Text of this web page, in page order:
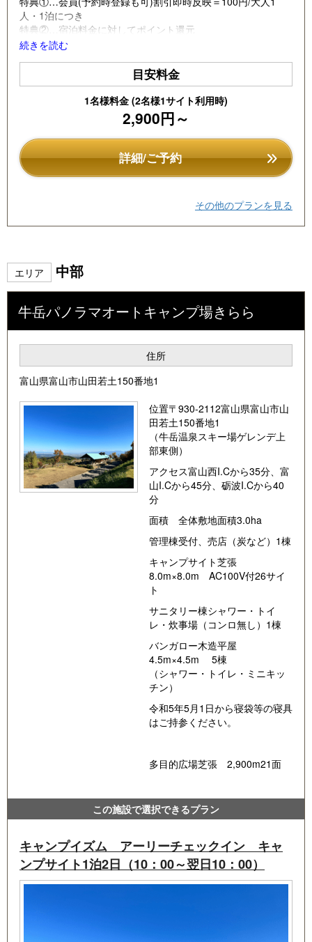
s
人・1泊につき
特典②…宿泊料金に対してポイント還元
※このプランクレジット決済専用
続きを読む
目安料金
1名様料金 (2名様1サイト利用時)
2,900円～
詳細/ご予約
その他のプランを見る
エリア
中部
牛岳パノラマオートキャンプ場きらら
住所
富山県富山市山田若土150番地1
位置〒930-2112富山県富山市山
田若土150番地1
（牛岳温泉スキー場ゲレンデ上
部東側）
アクセス富山西I.Cから35分、富
山I.Cから45分、砺波I.Cから40
分
面積 全体敷地面積3.0ha
管理棟受付、売店（炭など）1棟
キャンプサイト芝張
8.0m×8.0m AC100V付26サイ
ト
サニタリー棟シャワー・トイ
レ・炊事場（コンロ無し）1棟
バンガロー木造平屋
4.5m×4.5m 5棟
（シャワー・トイレ・ミニキッ
チン）
令和5年5月1日から寝袋等の寝具
はご持参ください。
多目的広場芝張 2,900m21面
この施設で選択できるプラン
キャンプイズム アーリーチェックイン キャ
ンプサイト1泊2日（10：00～翌日10：00）